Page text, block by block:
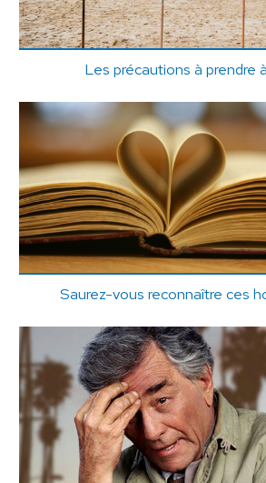
Les précautions à prendre
Saurez-vous reconnaître ces